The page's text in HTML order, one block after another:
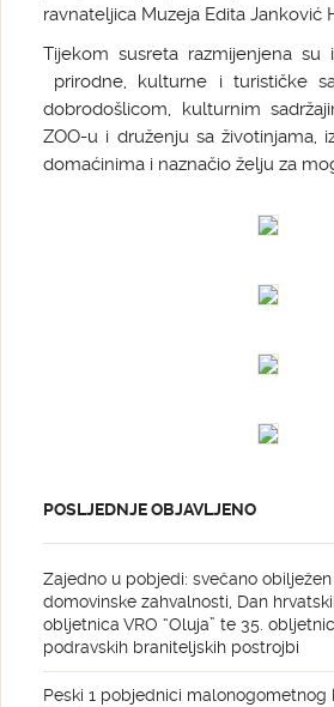
ravnateljica Muzeja Edita Janković
Tijekom susreta razmijenjena su
prirodne, kulturne i turističke
dobrodošlicom, kulturnim
ZOO-u i druženju sa životinjama,
domaćinima i naznačio želju za
POSLJEDNJE OBJAVLJENO
Zajedno u pobjedi: svečano
domovinske zahvalnosti, Dan
obljetnica VRO “Oluja” te 35.
podravskih braniteljskih postrojbi
Peski 1 pobjednici malonogometnog